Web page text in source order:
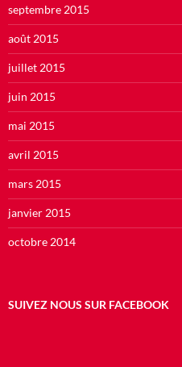
septembre 2015
août 2015
juillet 2015
juin 2015
mai 2015
avril 2015
mars 2015
janvier 2015
octobre 2014
SUIVEZ NOUS SUR FACEBOOK